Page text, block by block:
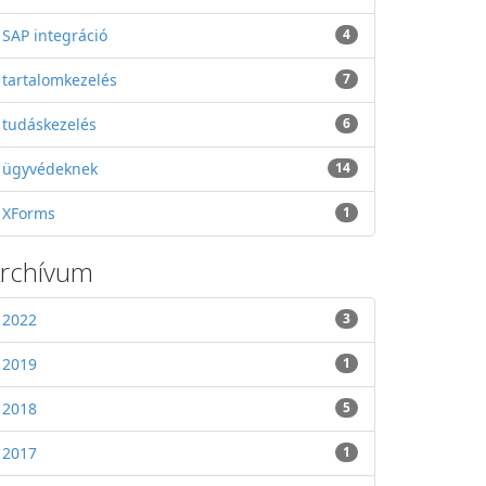
SAP integráció 4
tartalomkezelés 7
tudáskezelés 6
ügyvédeknek 14
XForms 1
2022 3
2019 1
2018 5
2017 1